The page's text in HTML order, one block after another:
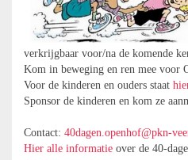
verkrijgbaar voor/na de komende
Kom in beweging en ren mee voor
Voor de kinderen en ouders staat
Sponsor de kinderen en kom ze
Contact: 40dagen.openhof@pkn-
Hier alle informatie over de 40-